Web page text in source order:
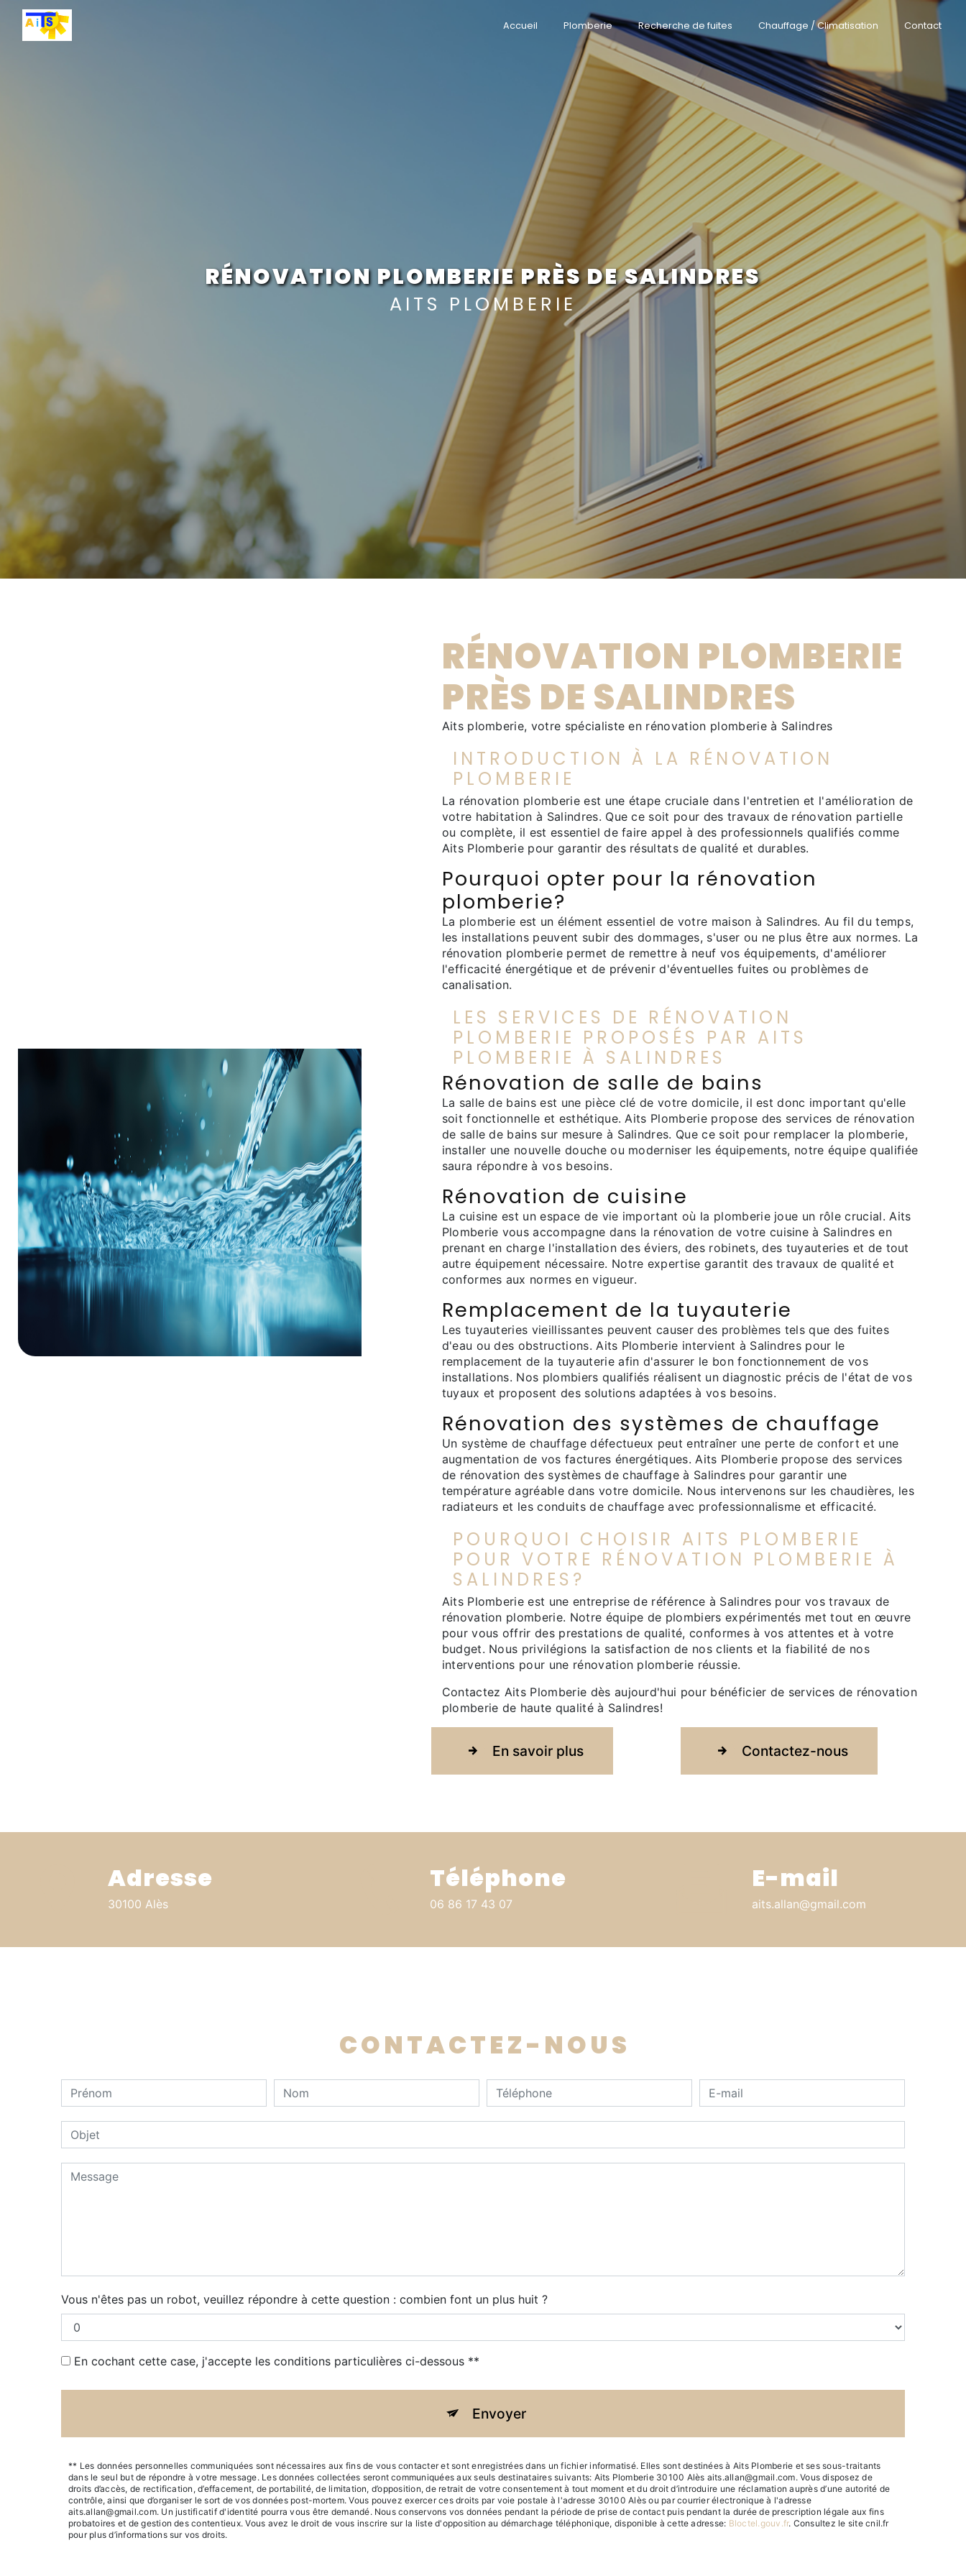
Accueil Plomberie Recherche de fuites Chauffage / Climatisation Contact
RÉNOVATION PLOMBERIE PRÈS DE SALINDRES
AITS PLOMBERIE
RÉNOVATION PLOMBERIE
PRÈS DE SALINDRES
Aits plomberie, votre spécialiste en rénovation plomberie à Salindres
INTRODUCTION À LA RÉNOVATION
PLOMBERIE
La rénovation plomberie est une étape cruciale dans l'entretien et l'amélioration de
votre habitation à Salindres. Que ce soit pour des travaux de rénovation partielle
ou complète, il est essentiel de faire appel à des professionnels qualifiés comme
Aits Plomberie pour garantir des résultats de qualité et durables.
Pourquoi opter pour la rénovation
plomberie?
La plomberie est un élément essentiel de votre maison à Salindres. Au fil du temps,
les installations peuvent subir des dommages, s'user ou ne plus être aux normes. La
rénovation plomberie permet de remettre à neuf vos équipements, d'améliorer
l'efficacité énergétique et de prévenir d'éventuelles fuites ou problèmes de
canalisation.
LES SERVICES DE RÉNOVATION
PLOMBERIE PROPOSÉS PAR AITS
PLOMBERIE À SALINDRES
Rénovation de salle de bains
La salle de bains est une pièce clé de votre domicile, il est donc important qu'elle
soit fonctionnelle et esthétique. Aits Plomberie propose des services de rénovation
de salle de bains sur mesure à Salindres. Que ce soit pour remplacer la plomberie,
installer une nouvelle douche ou moderniser les équipements, notre équipe qualifiée
saura répondre à vos besoins.
Rénovation de cuisine
La cuisine est un espace de vie important où la plomberie joue un rôle crucial. Aits
Plomberie vous accompagne dans la rénovation de votre cuisine à Salindres en
prenant en charge l'installation des éviers, des robinets, des tuyauteries et de tout
autre équipement nécessaire. Notre expertise garantit des travaux de qualité et
conformes aux normes en vigueur.
Remplacement de la tuyauterie
Les tuyauteries vieillissantes peuvent causer des problèmes tels que des fuites
d'eau ou des obstructions. Aits Plomberie intervient à Salindres pour le
remplacement de la tuyauterie afin d'assurer le bon fonctionnement de vos
installations. Nos plombiers qualifiés réalisent un diagnostic précis de l'état de vos
tuyaux et proposent des solutions adaptées à vos besoins.
Rénovation des systèmes de chauffage
Un système de chauffage défectueux peut entraîner une perte de confort et une
augmentation de vos factures énergétiques. Aits Plomberie propose des services
de rénovation des systèmes de chauffage à Salindres pour garantir une
température agréable dans votre domicile. Nous intervenons sur les chaudières, les
radiateurs et les conduits de chauffage avec professionnalisme et efficacité.
POURQUOI CHOISIR AITS PLOMBERIE
POUR VOTRE RÉNOVATION PLOMBERIE À
SALINDRES?
Aits Plomberie est une entreprise de référence à Salindres pour vos travaux de
rénovation plomberie. Notre équipe de plombiers expérimentés met tout en œuvre
pour vous offrir des prestations de qualité, conformes à vos attentes et à votre
budget. Nous privilégions la satisfaction de nos clients et la fiabilité de nos
interventions pour une rénovation plomberie réussie.
Contactez Aits Plomberie dès aujourd'hui pour bénéficier de services de rénovation
plomberie de haute qualité à Salindres!
En savoir plus Contactez-nous
Adresse
30100 Alès
Téléphone
06 86 17 43 07
E-mail
aits.allan@gmail.com
CONTACTEZ-NOUS
Vous n'êtes pas un robot, veuillez répondre à cette question : combien font un plus huit ?
En cochant cette case, j'accepte les conditions particulières ci-dessous **
Envoyer
** Les données personnelles communiquées sont nécessaires aux fins de vous contacter et sont enregistrées dans un fichier informatisé. Elles sont destinées à Aits Plomberie et ses sous-traitants
dans le seul but de répondre à votre message. Les données collectées seront communiquées aux seuls destinataires suivants: Aits Plomberie 30100 Alès aits.allan@gmail.com. Vous disposez de
droits d’accès, de rectification, d’effacement, de portabilité, de limitation, d’opposition, de retrait de votre consentement à tout moment et du droit d’introduire une réclamation auprès d’une autorité de
contrôle, ainsi que d’organiser le sort de vos données post-mortem. Vous pouvez exercer ces droits par voie postale à l'adresse 30100 Alès ou par courrier électronique à l'adresse
aits.allan@gmail.com. Un justificatif d'identité pourra vous être demandé. Nous conservons vos données pendant la période de prise de contact puis pendant la durée de prescription légale aux fins
probatoires et de gestion des contentieux. Vous avez le droit de vous inscrire sur la liste d'opposition au démarchage téléphonique, disponible à cette adresse: Bloctel.gouv.fr. Consultez le site cnil.fr
pour plus d’informations sur vos droits.
Panneau de gestion des cookies